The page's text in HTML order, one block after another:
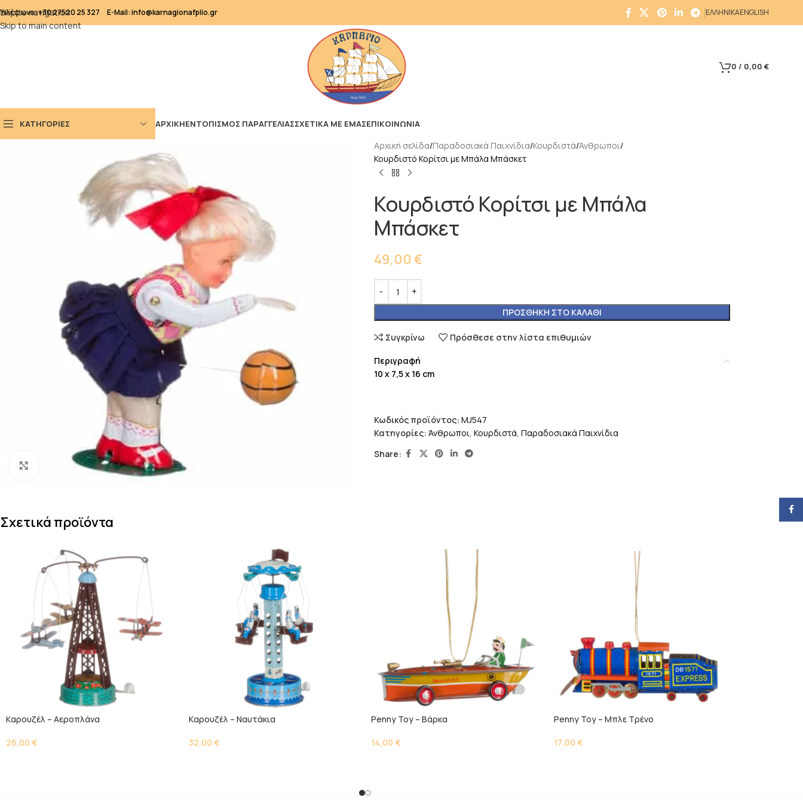
Skip to navigation
Skip to main content
+30 27520 25 327 E-Mail: info@karnagionafplio.gr ΕΛΛΗΝΙΚΑENGLISH
0 / 0,00 €
ΚΑΤΗΓΟΡΙΕΣ ΑΡΧΙΚΗΕΝΤΟΠΙΣΜΟΣ ΠΑΡΑΓΓΕΛΙΑΣΣΧΕΤΙΚΑ ΜΕ ΕΜΑΣΕΠΙΚΟΙΝΩΝΙΑ
Κάντε κλικ για μεγέθυνση
Αρχική σελίδα Παραδοσιακά Παιχνίδια Κουρδιστά Άνθρωποι
Κουρδιστό Κορίτσι με Μπάλα Μπάσκετ
Κουρδιστό Κορίτσι με Μπάλα
Μπάσκετ
49,00 €
ΠΡΟΣΘΉΚΗ ΣΤΟ ΚΑΛΆΘΙ
Συγκρίνω Πρόσθεσε στην λίστα επιθυμιών
Περιγραφή
10 x 7,5 x 16 cm
Κωδικός προϊόντος: MJ547
Κατηγορίες: Άνθρωποι, Κουρδιστά, Παραδοσιακά Παιχνίδια
Share:
Σχετικά προϊόντα
Kαρουζέλ – Αεροπλάνα
26,00 €
Kαρουζέλ – Ναυτάκια
32,00 €
Penny Toy – Βάρκα
14,00 €
Penny Toy – Μπλε Τρένο
17,00 €